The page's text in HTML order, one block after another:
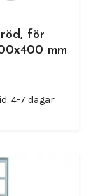
röd, för
mm
4-7 dagar